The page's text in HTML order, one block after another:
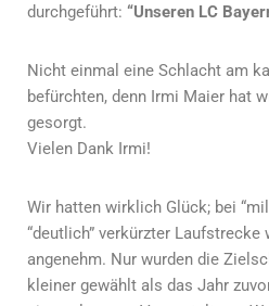
durchgeführt: “Unseren LC
Nicht einmal eine Schlacht am
befürchten, denn Irmi Maier hat
gesorgt.
Vielen Dank Irmi!
Wir hatten wirklich Glück; bei
“deutlich” verkürzter
angenehm. Nur wurden die
kleiner gewählt als das Jahr